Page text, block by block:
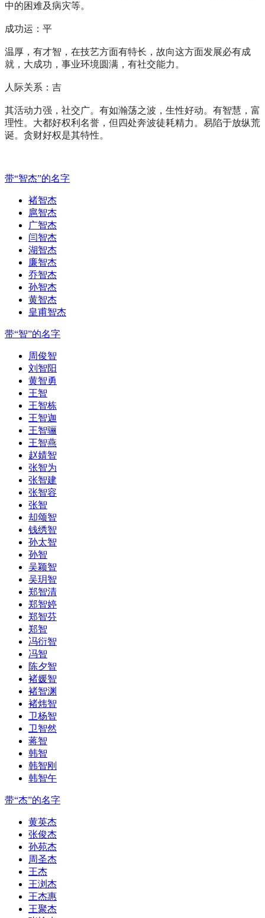
中的困难及病灾等。
成功运：平
温厚，有才智，在技艺方面有特长，故向这方面发展必有成
就，大成功，事业环境圆满，有社交能力。
人际关系：吉
其活动力强，社交广。有如瀚荡之波，生性好动。有智慧，富
理性。大都好权利名誉，但四处奔波徒耗精力。易陷于放纵荒
诞。贪财好权是其特性。
带“智杰”的名字
褚智杰
扈智杰
广智杰
闫智杰
湖智杰
廉智杰
乔智杰
孙智杰
黄智杰
皇甫智杰
带“智”的名字
周俊智
刘智阳
黄智勇
王智
王智栋
王智迦
王智骊
王智燕
赵婧智
张智为
张智建
张智容
张智
却颂智
钱绣智
孙太智
孙智
吴颖智
吴玥智
郑智清
郑智婷
郑智芬
郑智
冯衍智
冯智
陈夕智
褚媛智
褚智渊
褚炜智
卫杨智
卫智然
蒋智
韩智
韩智刚
韩智午
带“杰”的名字
黄英杰
张俊杰
孙苑杰
周圣杰
王杰
王浏杰
王杰惠
王聚杰